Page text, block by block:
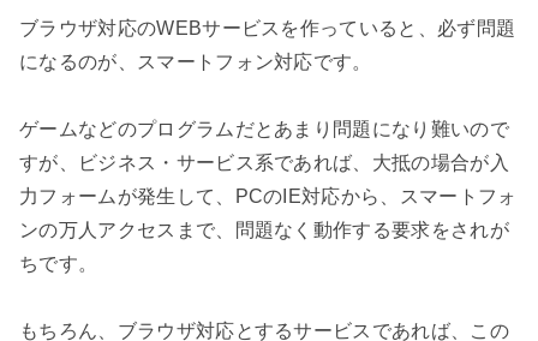
ブラウザ対応のWEBサービスを作っていると、必ず問題
になるのが、スマートフォン対応です。
ゲームなどのプログラムだとあまり問題になり難いので
すが、ビジネス・サービス系であれば、大抵の場合が入
力フォームが発生して、PCのIE対応から、スマートフォ
ンの万人アクセスまで、問題なく動作する要求をされが
ちです。
もちろん、ブラウザ対応とするサービスであれば、この